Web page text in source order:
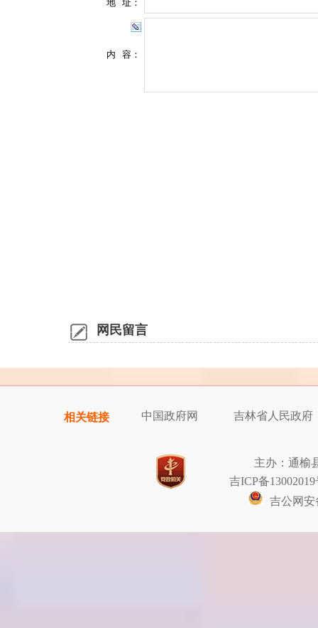
网民留言
相关链接 中国政府网 吉林省人民政府
主办：通榆
吉ICP备13002019
吉公网安